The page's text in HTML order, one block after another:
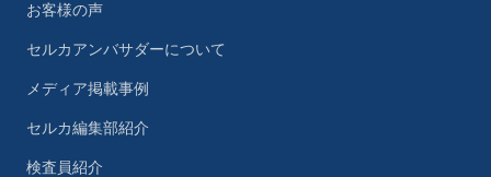
お客様の声
セルカアンバサダーについて
メディア掲載事例
セルカ編集部紹介
検査員紹介